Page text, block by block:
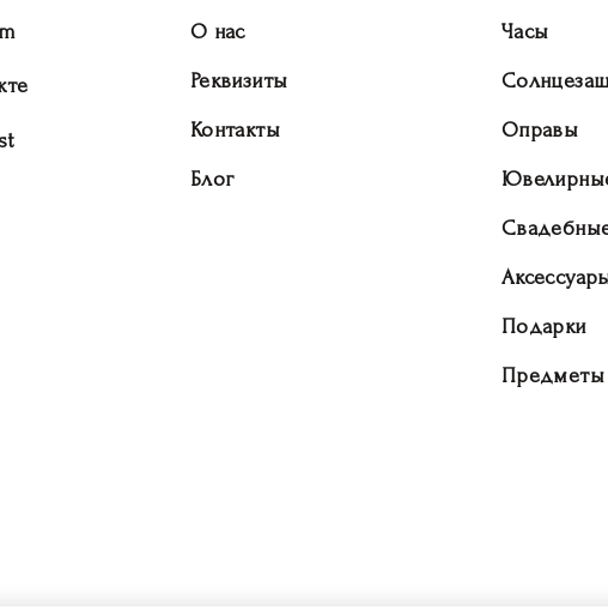
О нас
Реквизиты
Контакты
Блог
Часы
Оправы
Подарки
Предметы